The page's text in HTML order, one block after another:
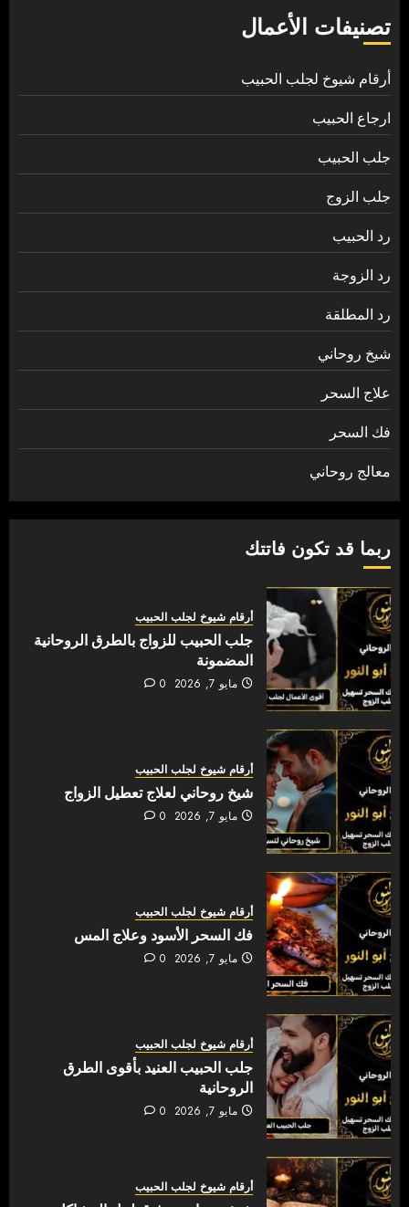
تصنيفات الأعمال
أرقام شيوخ لجلب الحبيب
ارجاع الحبيب
جلب الحبيب
جلب الزوج
رد الحبيب
رد الزوجة
رد المطلقة
شيخ روحاني
علاج السحر
فك السحر
معالج روحاني
ربما قد تكون فاتتك
أرقام شيوخ لجلب الحبيب
جلب الحبيب للزواج بالطرق الروحانية
المضمونة
مايو 7, 2026 0
أرقام شيوخ لجلب الحبيب
شيخ روحاني لعلاج تعطيل الزواج
مايو 7, 2026 0
أرقام شيوخ لجلب الحبيب
فك السحر الأسود وعلاج المس
مايو 7, 2026 0
أرقام شيوخ لجلب الحبيب
جلب الحبيب العنيد بأقوى الطرق
الروحانية
مايو 7, 2026 0
أرقام شيوخ لجلب الحبيب